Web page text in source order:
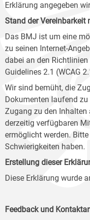
Erklärung angegeben
Stand der Vereinbarkeit
Das BMJ ist um eine
zu seinen Internet-
dabei an den
Guidelines 2.1 (WCAG
Wir sind bemüht, die
Dokumenten laufend zu
Zugang zu den Inhalten
derzeitig verfügbaren
ermöglicht werden.
Schwierigkeiten haben.
Erstellung dieser
Diese Erklärung wurde
Feedback und